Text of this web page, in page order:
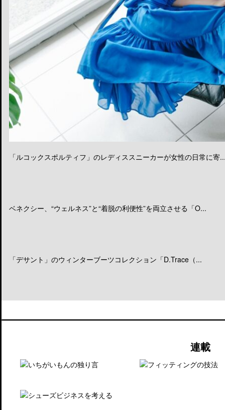
「ルコックスポルティフ」のレディススニーカーが女性の日常に寄
ベネクシー、“ウェルネス”と“着脱の利便性”を両立させる「O...
「デサント」のウィンターブーツコレクション「D.Trace（...
連載